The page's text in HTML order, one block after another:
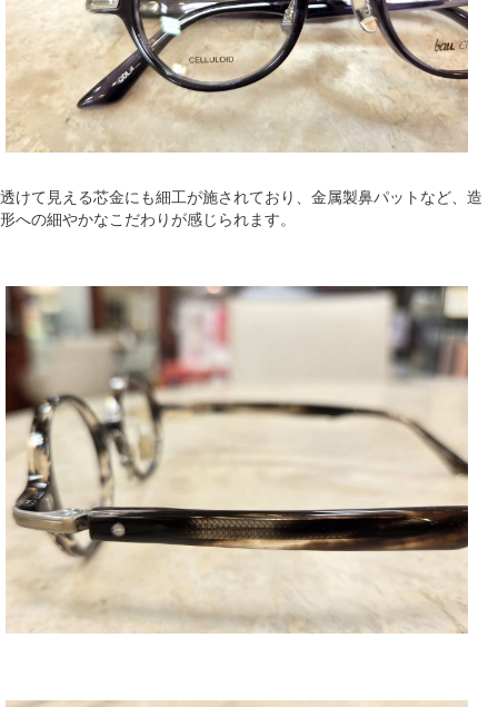
透けて見える芯金にも細工が施されており、金属製鼻パットなど、造
形への細やかなこだわりが感じられます。